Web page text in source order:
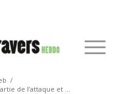
/
de l’attaque et ...